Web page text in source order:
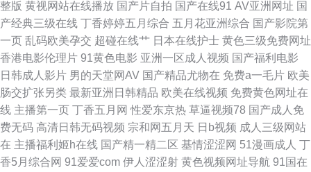
精选国 黄色网页版入口 影音先锋操你av在线 黑料吃瓜福利姬AV 91成人电影
在线直播 高清日韩av无码网址 自拍探花第一页 精品25区 综合综色网 超碰夫
妻 日韩精品区 东京热美女性爱网 91cn在线观看 国产精品1 亚洲国产日韩在
线成人 东京热大香蕉av 日韩无码成人网 91自慰喷水 日韩二区不卡综合 国产
真实乱伦 91情爱网 91户外露出在线观看 老司机电影院 在线免费小视频 大香
整版 黄视网站在线播放 国产片自拍 国产在线91 AV亚洲网址 国
产经典三级在线 丁香婷婷五月综合 五月花亚洲综合 国产影院第
一页 乱码欧美孕交 超碰在线艹 日本在线护士 黄色三级免费网址
香港电影伦理片 91黄色电影 亚洲一区成人视频 国产福利电影
日韩成人影片 男的天堂网AV 国产精品尤物在 免费a一毛片 欧美
肠交扩张另类 最新亚洲日韩精品 欧美在线视频 免费黄色网址在
线 主播第一页 丁香五月网 性爱东京热 草逼视频78 国产成人免
费无码 高清日韩无码视频 宗和网五月天 日b视频 成人三级网站
在 主播福利姬h在线 国产精一精二区 基情涩涩网 51漫画成人 丁
香5月综合网 91爱爱com 伊人涩涩射 黄色视频网址导航 91国在